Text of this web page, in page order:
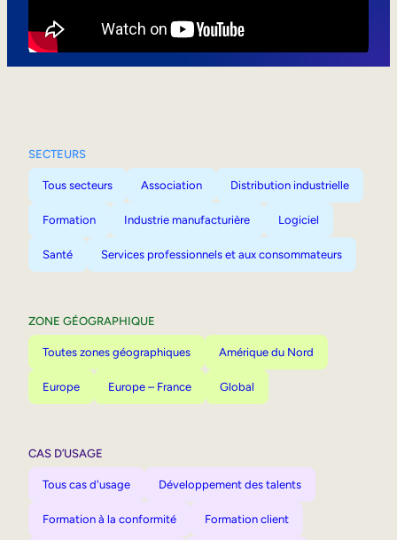
SECTEURS
Tous secteurs Association Distribution industrielle
Formation Industrie manufacturière Logiciel
Santé Services professionnels et aux consommateurs
ZONE GÉOGRAPHIQUE
Toutes zones géographiques Amérique du Nord
Europe Europe – France Global
CAS D’USAGE
Tous cas d'usage Développement des talents
Formation à la conformité Formation client